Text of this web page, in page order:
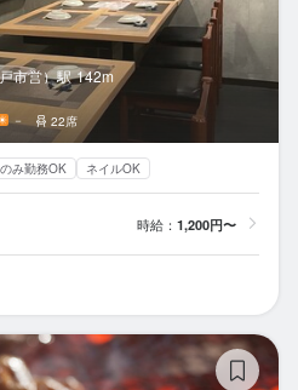
市営）駅 142m
－ 22席
み勤務OK ネイルOK
時給： 1,200円〜